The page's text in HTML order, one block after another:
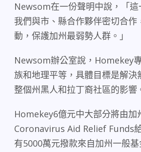
Newsom在一份聲明中說，「
我們與市、縣合作夥伴密切合作
動，保護加州最弱勢人群。」
Newsom辦公室說， Homekey
族和地理平等，具體目標是解決
整個州黑人和拉丁裔社區的影響
Homekey6億元中大部分將由加
Coronavirus Aid Relief Funds
有5000萬元撥款來自加州一般基